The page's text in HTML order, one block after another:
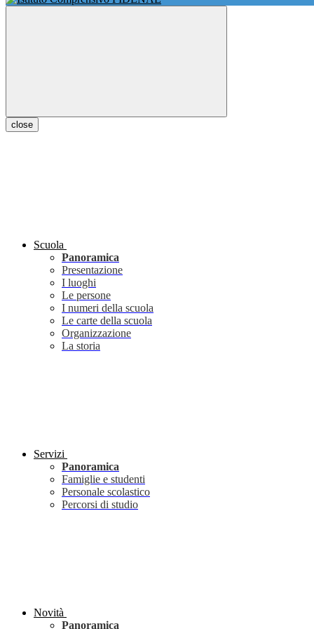
close
Scuola
Panoramica
Presentazione
I luoghi
Le persone
I numeri della scuola
Le carte della scuola
Organizzazione
La storia
Servizi
Panoramica
Famiglie e studenti
Personale scolastico
Percorsi di studio
Novità
Panoramica